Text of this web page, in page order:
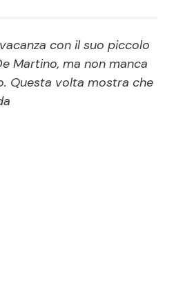
Reality e Talent
Soap Opera
con il suo piccolo
Martino, ma non manca
Questa volta mostra che